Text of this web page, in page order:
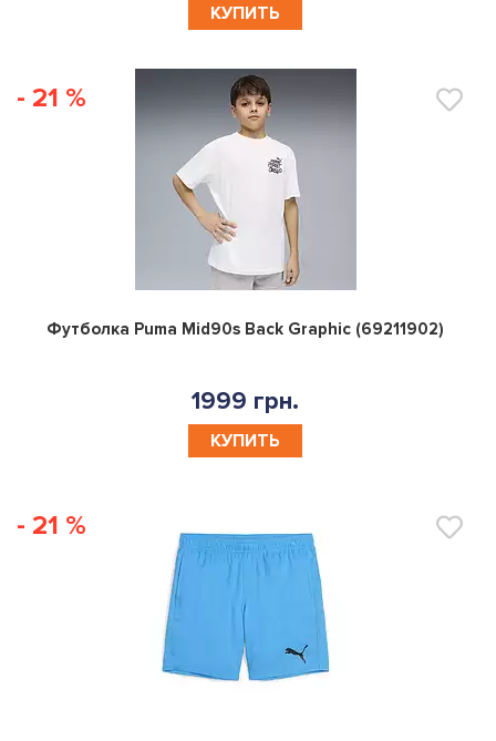
КУПИТЬ
- 21 %
0
Футболка Puma Mid90s Back Graphic (69211902)
1999 грн.
КУПИТЬ
- 21 %